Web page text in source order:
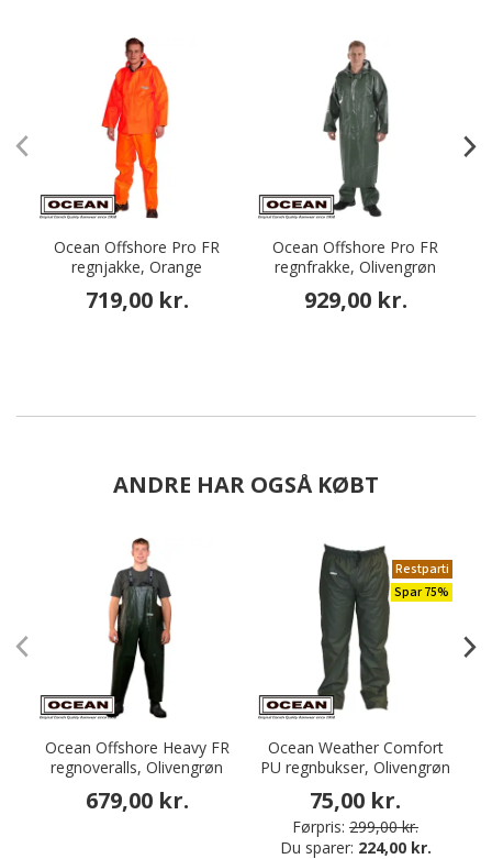
Ocean Offshore Pro FR
regnjakke, Orange
719,00 kr.
Ocean Offshore Pro FR
regnfrakke, Olivengrøn
929,00 kr.
ANDRE HAR OGSÅ KØBT
Ocean Offshore Heavy FR
regnoveralls, Olivengrøn
679,00 kr.
Restparti
Spar 75%
Ocean Weather Comfort
PU regnbukser, Olivengrøn
75,00 kr.
Førpris: 299,00 kr.
Du sparer: 224,00 kr.